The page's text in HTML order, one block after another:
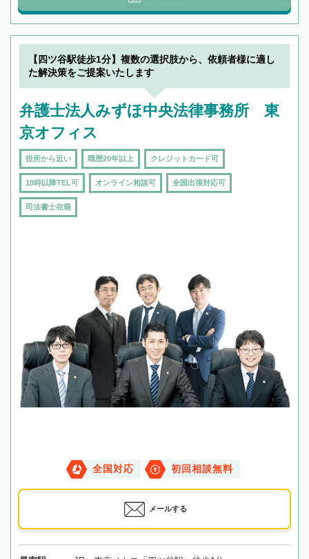
【四ツ谷駅徒歩1分】複数の選択肢から、依頼者様に適し
た解決策をご提案いたします
弁護士法人みずほ中央法律事務所 東
京オフィス
役所から近い 職歴20年以上 クレジットカード可
19時以降TEL可 オンライン相談可 全国出張対応可
司法書士在籍
全国対応 初回相談無料
メールする